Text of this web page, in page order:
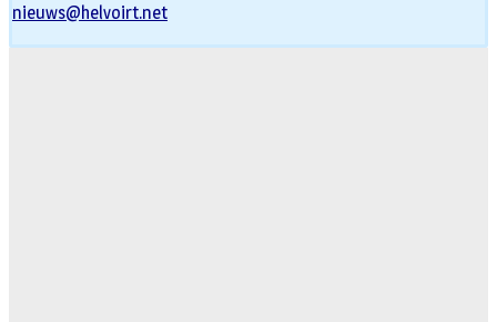
nieuws@helvoirt.net